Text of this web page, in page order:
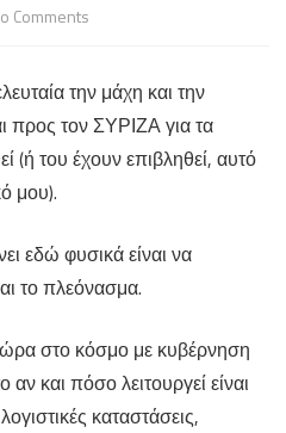
Comments
πότε
είναι
έχεις
πλεόνασμα;
την μάχη και την
προς τον ΣΥΡΙΖΑ για τα
(ή του έχουν επιβληθεί, αυτό
μου).
εδώ φυσικά είναι να
το πλεόνασμα.
στο κόσμο με κυβέρνηση
αν και πόσο λειτουργεί είναι
καταστάσεις,